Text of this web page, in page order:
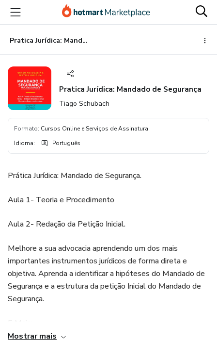
para
conteúdo
principal
para
pagamento
para
rodapé
Pratica Jurídica: Mandado de Segurança
Pratica Jurídica: Mandado de Segurança
Tiago Schubach
Formato: Cursos Online e Serviços de Assinatura
Idioma: Português
Prática Jurídica: Mandado de Segurança.
Aula 1- Teoria e Procedimento
Aula 2- Redação da Petição Inicial.
Melhore a sua advocacia aprendendo um dos mais
importantes instrumentos jurídicos de forma direta e
objetiva. Aprenda a identificar a hipóteses do Mandado de
Segurança e a estrutura da petição Inicial do Mandado de
Segurança.
Mostrar mais